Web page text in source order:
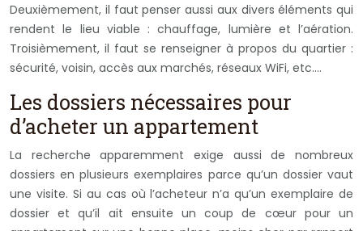
Deuxièmement, il faut penser aussi aux divers éléments qui
rendent le lieu viable : chauffage, lumière et l’aération.
Troisièmement, il faut se renseigner à propos du quartier :
sécurité, voisin, accès aux marchés, réseaux WiFi, etc.…
Les dossiers nécessaires pour
d’acheter un appartement
La recherche apparemment exige aussi de nombreux
dossiers en plusieurs exemplaires parce qu’un dossier vaut
une visite. Si au cas où l’acheteur n’a qu’un exemplaire de
dossier et qu’il ait ensuite un coup de cœur pour un